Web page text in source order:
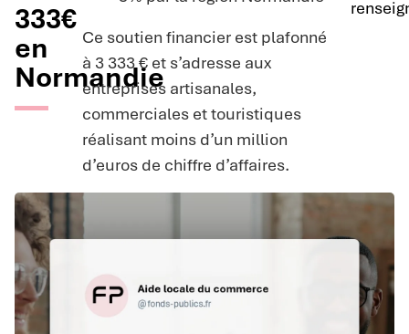
333€
en
Normandie
Ce soutien financier est plafonné
à 3 333 € et s’adresse aux
entreprises artisanales,
commerciales et touristiques
réalisant moins d’un million
d’euros de chiffre d’affaires.